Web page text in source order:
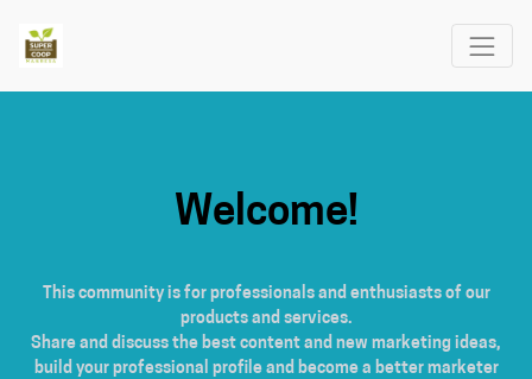
Welcome!
This community is for professionals and enthusiasts of our
products and services.
Share and discuss the best content and new marketing ideas,
build your professional profile and become a better marketer